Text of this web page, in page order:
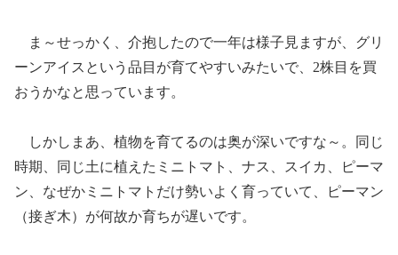
ま～せっかく、介抱したので一年は様子見ますが、グリ
ーンアイスという品目が育てやすいみたいで、2株目を買
おうかなと思っています。
しかしまあ、植物を育てるのは奥が深いですな～。同じ
時期、同じ土に植えたミニトマト、ナス、スイカ、ピーマ
ン、なぜかミニトマトだけ勢いよく育っていて、ピーマン
（接ぎ木）が何故か育ちが遅いです。